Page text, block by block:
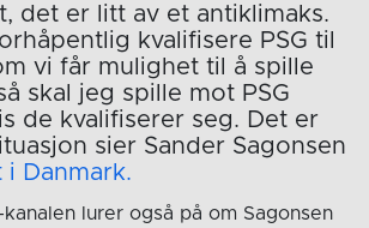
det er litt av et antiklimaks.
kvalifisere PSG til
vi får mulighet til å spille
skal jeg spille mot PSG
de kvalifiserer seg. Det er
sier Sander Sagonsen
i Danmark.
lurer også på om Sagonsen